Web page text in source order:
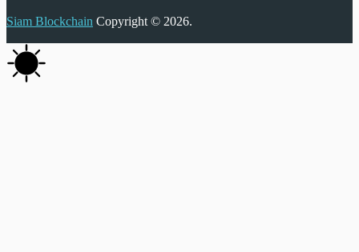
Siam Blockchain Copyright © 2026.